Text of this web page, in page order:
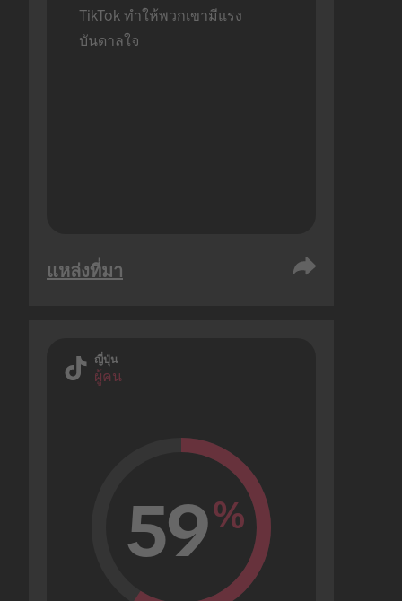
TikTok ทำให้พวกเขามีแรง
บันดาลใจ
แหล่งที่มา
ญี่ปุ่น
ผู้คน
59%